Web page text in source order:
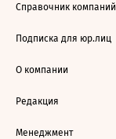
Справочник компаний
Подписка для юр.лиц
О компании
Редакция
Менеджмент